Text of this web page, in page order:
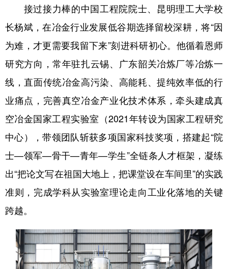
接过接力棒的中国工程院院士、昆明理工大学校
长杨斌，在冶金行业发展低谷期选择留校深耕，将“因
为难，才更需要我留下来”刻进科研初心。他循着恩师
研究方向，常年驻扎云锡、广东韶关冶炼厂等冶炼一
线，直面传统冶金高污染、高能耗、提纯效率低的行
业痛点，完善真空冶金产业化技术体系，牵头建成真
空冶金国家工程实验室（2021年转设为国家工程研究
中心），带领团队斩获多项国家科技奖项，搭建起“院
士—领军—骨干—青年—学生”全链条人才框架，凝练
出“把论文写在祖国大地上，把课堂设在车间里”的实践
准则，完成学科从实验室理论走向工业化落地的关键
跨越。